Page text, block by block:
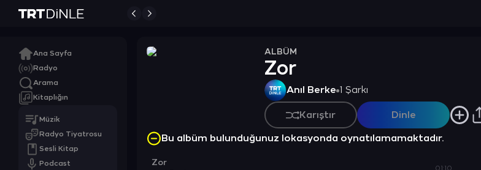
Ana Sayfa
Radyo
Arama
Kitaplığın
Müzik
Radyo Tiyatrosu
Sesli Kitap
Podcast
ALBÜM
Zor
Anıl Berke 1 Şarkı
Karıştır Dinle
Bu albüm bulunduğunuz lokasyonda oynatılamamaktadır.
Zor